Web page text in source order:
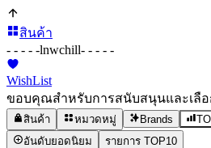
สินค้า
- - - - -lnwchill- - - - -
WishList
ขอบคุณสำหรับการสนับสนุนและเลือ
สินค้า หมวดหมู่ Brands
อันดับยอดนิยม
รายการ TOP10